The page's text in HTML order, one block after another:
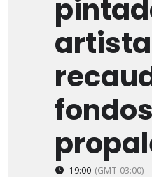
fondos
19:00 (GMT-03:00)